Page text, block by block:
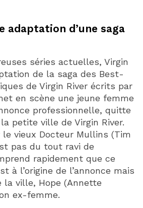
adaptation d’une saga
séries actuelles, Virgin
de la saga des Best-
de Virgin River écrits par
en scène une jeune femme
professionnelle, quitte
petite ville de Virgin River.
le vieux Docteur Mullins (Tim
pas du tout ravi de
rapidement que ce
à l’origine de l’annonce mais
ville, Hope (Annette
ex-femme.